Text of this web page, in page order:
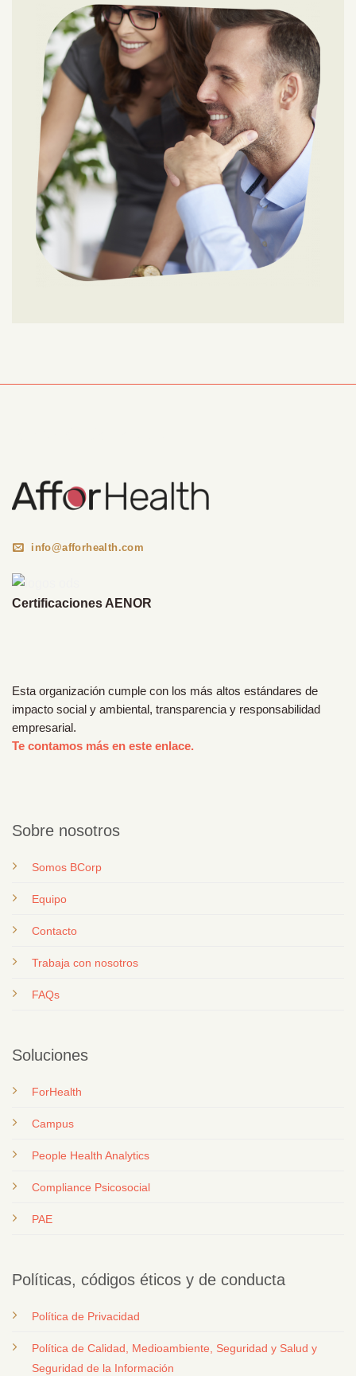
info@afforhealth.com
Certificaciones AENOR
Esta organización cumple con los más altos estándares de
impacto social y ambiental, transparencia y responsabilidad
empresarial.
Te contamos más en este enlace.
Sobre nosotros
Somos BCorp
Equipo
Contacto
Trabaja con nosotros
FAQs
Soluciones
ForHealth
Campus
People Health Analytics
Compliance Psicosocial
PAE
Políticas, códigos éticos y de conducta
Política de Privacidad
Política de Calidad, Medioambiente, Seguridad y Salud y
Seguridad de la Información